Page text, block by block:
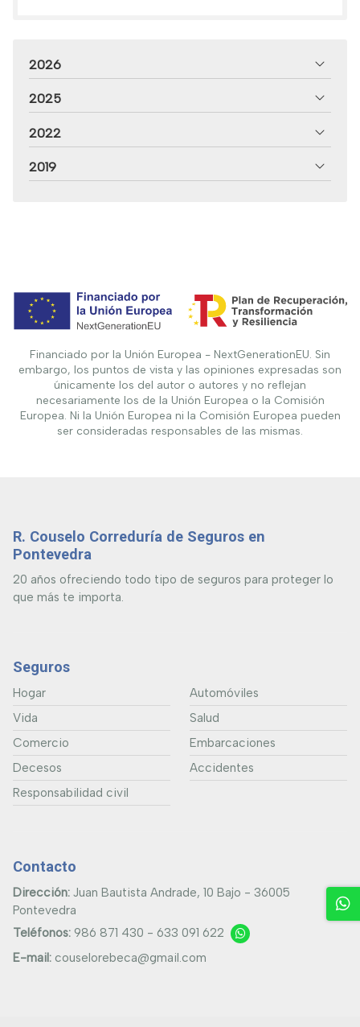
2026
2025
2022
2019
Financiado por la Unión Europea - NextGenerationEU. Sin
embargo, los puntos de vista y las opiniones expresadas son
únicamente los del autor o autores y no reflejan
necesariamente los de la Unión Europea o la Comisión
Europea. Ni la Unión Europea ni la Comisión Europea pueden
ser consideradas responsables de las mismas.
R. Couselo Correduría de Seguros en
Pontevedra
20 años ofreciendo todo tipo de seguros para proteger lo
que más te importa.
Seguros
Hogar
Automóviles
Vida
Salud
Comercio
Embarcaciones
Decesos
Accidentes
Responsabilidad civil
Contacto
Dirección: Juan Bautista Andrade, 10 Bajo - 36005
Pontevedra
Teléfonos: 986 871 430 - 633 091 622
E-mail: couselorebeca@gmail.com